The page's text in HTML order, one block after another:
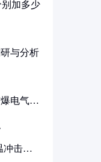
加多少
与分析
电气设
冲击要